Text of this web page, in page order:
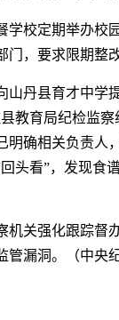
学校定期举办
，要求限期整
山丹县育才中学
教育局纪检监
明确相关负责
头看”，发现食
机关强化跟踪
漏洞。（中央